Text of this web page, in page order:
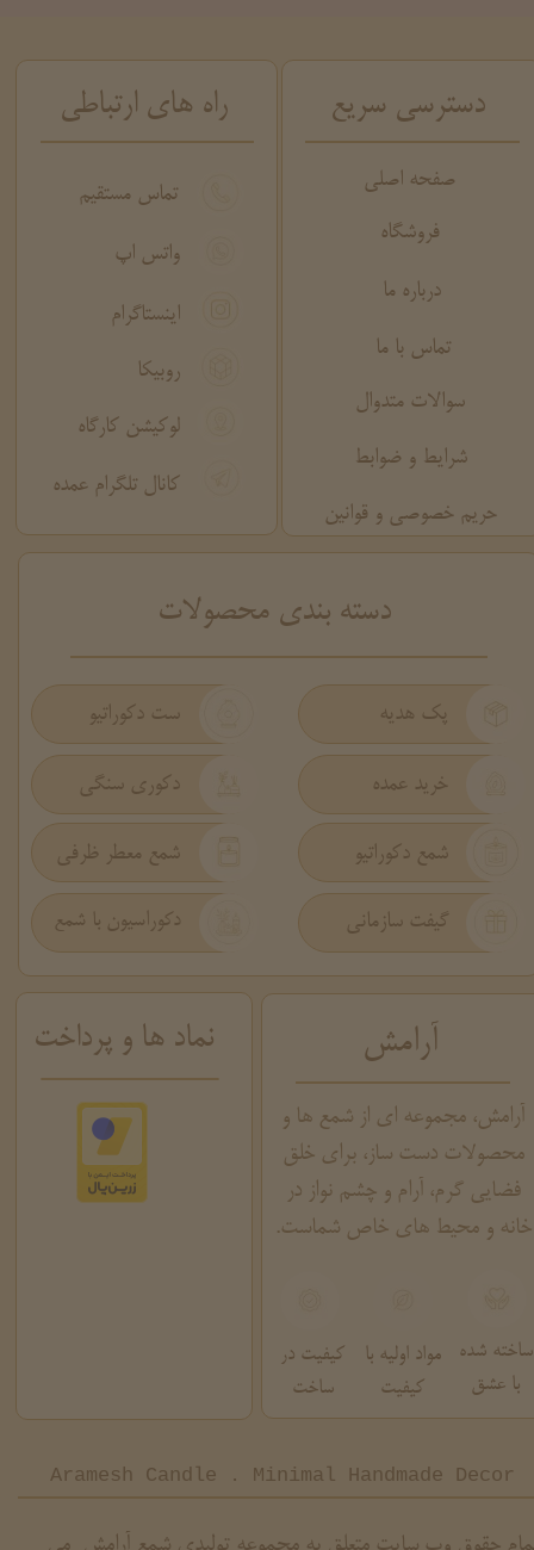
شمع معطر ظرفی
گیفت سازمانی دکوراسیون با شمع
شمع دکوراتیو
دکوری سنگی
پک هدیه ست دکوراتیو
خرید عمده
​دسته بندی محصولات
نماد ها و پرداخت
راه های ارتباطی
تماس مستقیم
اینستاگرام
روبیکا
واتس اپ
لوکیشن کارگاه
کانال تلگرام عمده
دسترسی سریع
صفحه اصلی
فروشگاه
درباره ما
تماس با ما
سوالات متدوال
حریم خصوصی و قوانین
شرایط و ضوابط
آرامش
آرامش، مجموعه ای از شمع ها و
محصولات دست ساز، برای خلق
فضایی گرم، آرام و چشم نواز در
خانه و محیط های خاص شماست.
ساخته شده
با عشق
مواد اولیه با
کیفیت
کیفیت در
ساخت
Aramesh Candle . Minimal Handmade Decor